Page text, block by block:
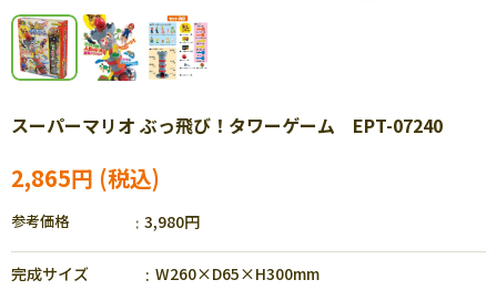
スーパーマリオ ぶっ飛び！タワーゲーム EPT-07240
2,865円
参考価格 3,980円
完成サイズ W260×D65×H300mm